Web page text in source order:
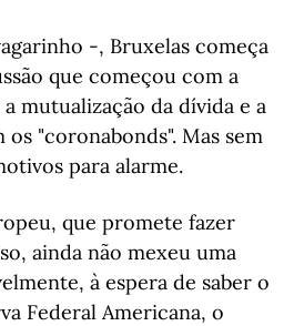
-, Bruxelas começa
que começou com a
mutualização da dívida e a
os "coronabonds". Mas sem
para alarme.
que promete fazer
ainda não mexeu uma
à espera de saber o
Federal Americana, o